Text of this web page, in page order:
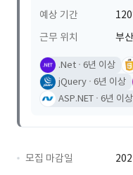
예상 기간
근무 위치
부
.Net 6년 이상
jQuery 6년 이상
ASP.NET 6년 이상
모집 마감일